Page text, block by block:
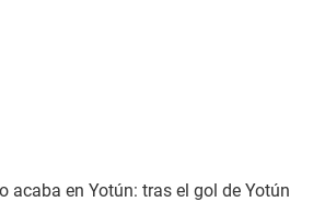
acaba en Yotún: tras el gol de Yotún